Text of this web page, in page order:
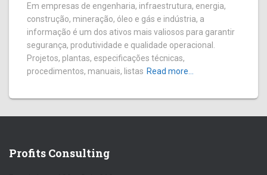
Em empresas de engenharia, infraestrutura, energia,
construção, mineração, óleo e gás e indústria, a
informação é um dos ativos mais valiosos para garantir
segurança, produtividade e qualidade operacional.
Projetos, plantas, especificações técnicas,
procedimentos, manuais, listas Read more…
Profits Consulting